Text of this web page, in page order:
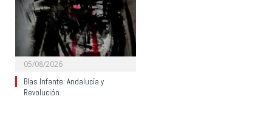
05/08/2026
Blas Infante: Andalucía y
Revolución.